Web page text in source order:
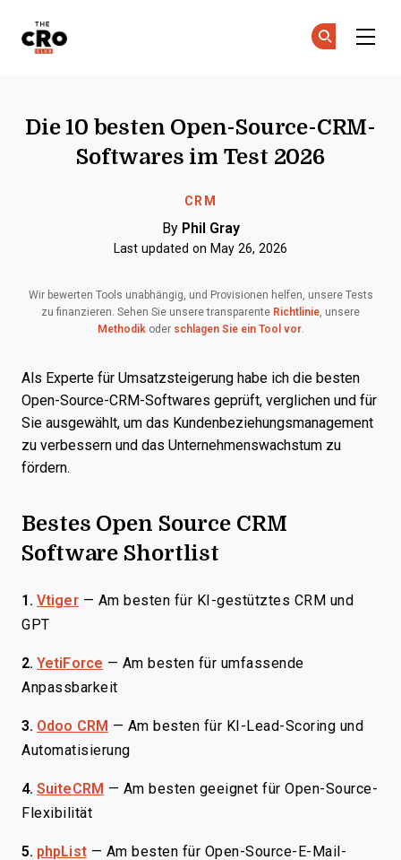
CRM
Die 10 besten Open-Source-CRM-
Softwares im Test 2026
By Phil Gray
Last updated on May 26, 2026
Wir bewerten Tools unabhängig, und Provisionen helfen, unsere Tests
zu finanzieren. Sehen Sie unsere transparente Richtlinie, unsere
Methodikoder schlagen Sie ein Tool vor.
Als Experte für Umsatzsteigerung habe ich die besten
Open-Source-CRM-Softwares geprüft, verglichen und für
Sie ausgewählt, um das Kundenbeziehungsmanagement
zu verbessern und das Unternehmenswachstum zu
fördern.
Bestes Open Source CRM
Software Shortlist
1. Vtiger — Am besten für KI-gestütztes CRM und
GPT
2. YetiForce — Am besten für umfassende
Anpassbarkeit
3. Odoo CRM — Am besten für KI-Lead-Scoring und
Automatisierung
4. SuiteCRM — Am besten geeignet für Open-Source-
Flexibilität
5. phpList — Am besten für Open-Source-E-Mail-